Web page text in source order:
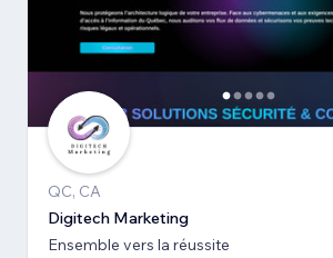
QC, CA
Digitech Marketing
Ensemble vers la réussite